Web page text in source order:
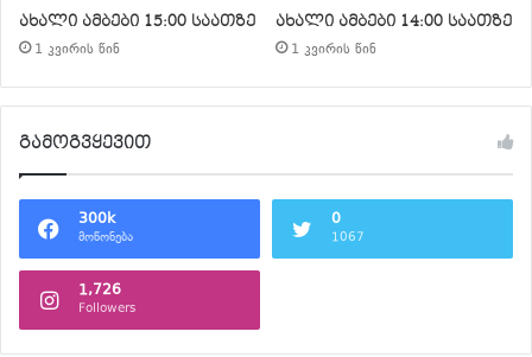
ახალი ამბები 15:00 საათზე
1 კვირის წინ
ახალი ამბები 14:00 საათზე
1 კვირის წინ
გამოგვყევით
300k
მოწონება
0
1067
1,726
Followers